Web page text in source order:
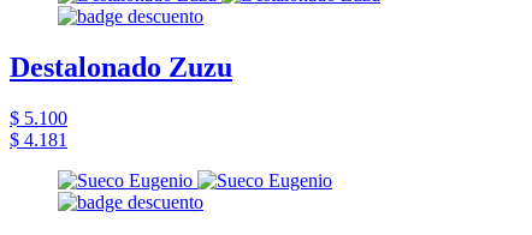
Destalonado Zuzu
$ 5.100
$ 4.181